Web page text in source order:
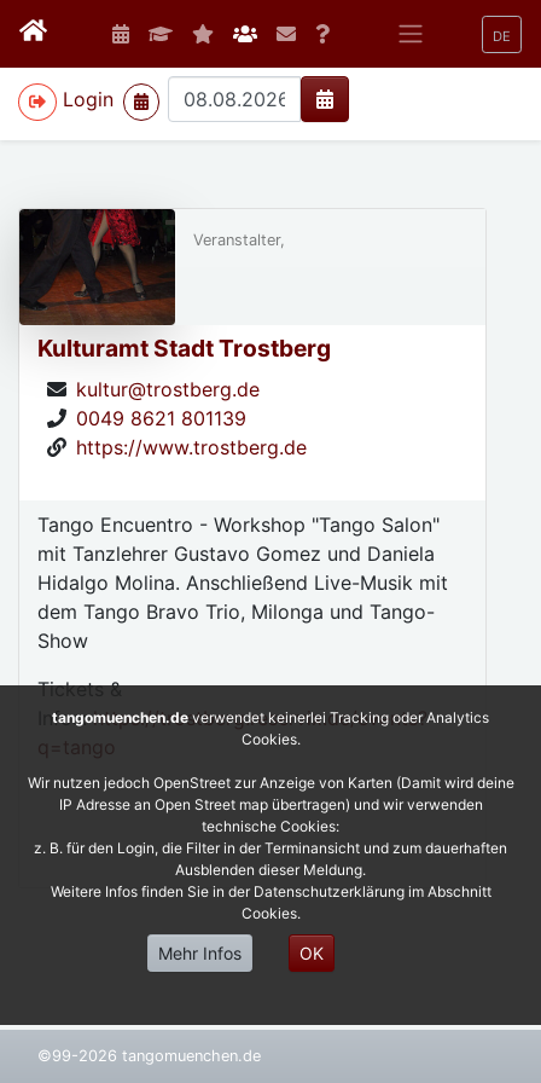
DE
Login
>
Kulturamt Stadt Trostberg
kultur@trostberg.de
0049 8621 801139
https://www.trostberg.de
Veranstalter,
Tango Encuentro - Workshop "Tango Salon"
mit Tanzlehrer Gustavo Gomez und Daniela
Hidalgo Molina. Anschließend Live-Musik mit
dem Tango Bravo Trio, Milonga und Tango-
Show
Tickets &
Infos:https://trostberg.reservix.de/events?
q=tango
©99-2026 tangomuenchen.de
tangomuenchen.deverwendet keinerlei Tracking oder Analytics
Cookies.
Wir nutzen jedoch OpenStreet zur Anzeige von Karten (Damit wird deine
IP Adresse an Open Street map übertragen) und wir verwenden
technische Cookies:
z. B. für den Login, die Filter in der Terminansicht und zum dauerhaften
Ausblenden dieser Meldung.
Weitere Infos finden Sie in der Datenschutzerklärung im Abschnitt
Cookies.
Mehr Infos OK